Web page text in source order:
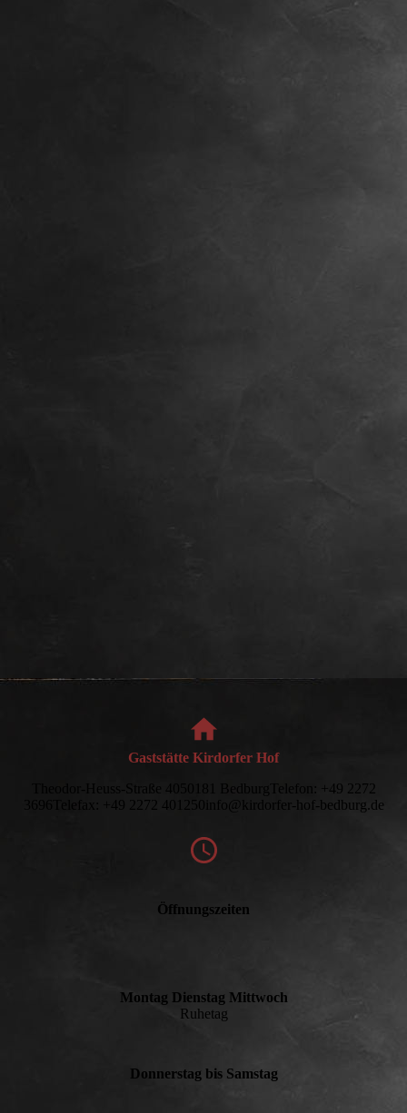
IMG_0050 (2)
Gaststätte Kirdorfer Hof
Theodor-Heuss-Straße 4050181 BedburgTelefon: +49 2272
3696Telefax: +49 2272 401250info@kirdorfer-hof-bedburg.de
Öffnungszeiten
Montag Dienstag Mittwoch
Ruhetag
Donnerstag bis Samstag